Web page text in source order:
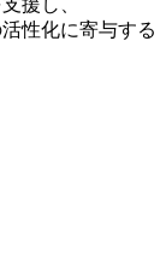
援し、
性化に寄与する